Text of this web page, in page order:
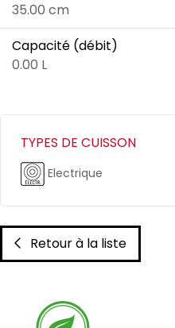
35.00 cm
Capacité (débit)
0.00 L
TYPES DE CUISSON
Electrique
Retour à la liste